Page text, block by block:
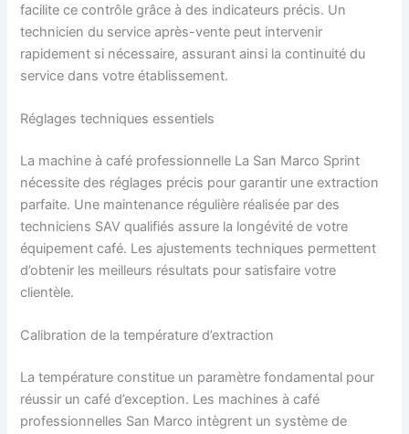
facilite ce contrôle grâce à des indicateurs précis. Un
technicien du service après-vente peut intervenir
rapidement si nécessaire, assurant ainsi la continuité du
service dans votre établissement.
Réglages techniques essentiels
La machine à café professionnelle La San Marco Sprint
nécessite des réglages précis pour garantir une extraction
parfaite. Une maintenance régulière réalisée par des
techniciens SAV qualifiés assure la longévité de votre
équipement café. Les ajustements techniques permettent
d’obtenir les meilleurs résultats pour satisfaire votre
clientèle.
Calibration de la température d’extraction
La température constitue un paramètre fondamental pour
réussir un café d’exception. Les machines à café
professionnelles San Marco intègrent un système de